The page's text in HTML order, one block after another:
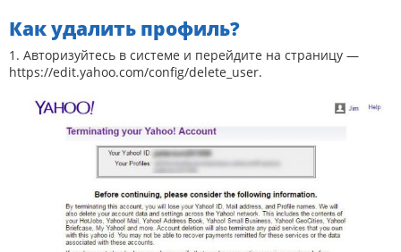
Как удалить профиль?
1. Авторизуйтесь в системе и перейдите на страницу —
https://edit.yahoo.com/config/delete_user.